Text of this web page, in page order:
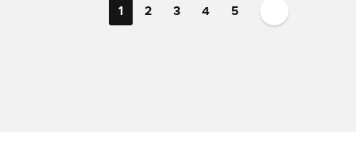
1 2 3 4 5